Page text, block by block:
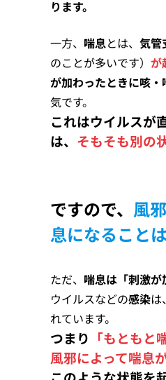
ります。
一方、 喘息とは、 気管
のことが多いです） が
が加わったときに咳
気です。
これはウイルスが
は、 そもそも別の
ですので、 風
息になること
ただ、 喘息は「刺激が
ウイルスなどの感染は
れています。
つまり 「もともと
風邪によって喘息